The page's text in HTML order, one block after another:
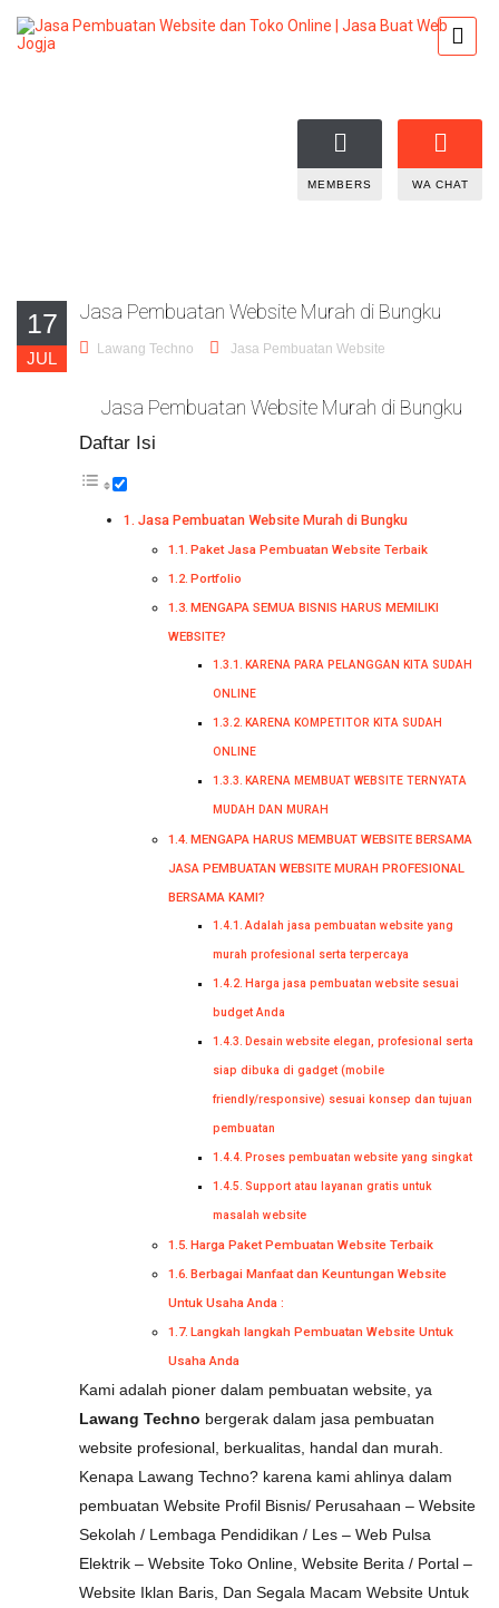
MEMBERS WA CHAT
17
JUL
Jasa Pembuatan Website Murah di Bungku
Lawang Techno Jasa Pembuatan Website
Jasa Pembuatan Website Murah di Bungku
Daftar Isi
Jasa Pembuatan Website Murah di Bungku
Paket Jasa Pembuatan Website Terbaik
Portfolio
MENGAPA SEMUA BISNIS HARUS MEMILIKI
WEBSITE?
KARENA PARA PELANGGAN KITA SUDAH
ONLINE
KARENA KOMPETITOR KITA SUDAH
ONLINE
KARENA MEMBUAT WEBSITE TERNYATA
MUDAH DAN MURAH
MENGAPA HARUS MEMBUAT WEBSITE BERSAMA
JASA PEMBUATAN WEBSITE MURAH PROFESIONAL
BERSAMA KAMI?
Adalah jasa pembuatan website yang
murah profesional serta terpercaya
Harga jasa pembuatan website sesuai
budget Anda
Desain website elegan, profesional serta
siap dibuka di gadget (mobile
friendly/responsive) sesuai konsep dan tujuan
pembuatan
Proses pembuatan website yang singkat
Support atau layanan gratis untuk
masalah website
Harga Paket Pembuatan Website Terbaik
Berbagai Manfaat dan Keuntungan Website
Untuk Usaha Anda :
Langkah langkah Pembuatan Website Untuk
Usaha Anda
Kami adalah pioner dalam pembuatan website, ya
Lawang Techno bergerak dalam jasa pembuatan
website profesional, berkualitas, handal dan murah.
Kenapa Lawang Techno? karena kami ahlinya dalam
pembuatan Website Profil Bisnis/ Perusahaan – Website
Sekolah / Lembaga Pendidikan / Les – Web Pulsa
Elektrik – Website Toko Online, Website Berita / Portal –
Website Iklan Baris, Dan Segala Macam Website Untuk